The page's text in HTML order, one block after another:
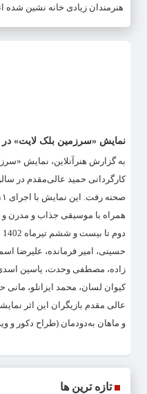
هنرمندان زیادی خانه نشین شده
نمایش «سرزمین بلک لایت» در
به گزارش هنرآنلاین، نمایش
کارگردانی حمید عالی‌مقدم در
همراه با موسیقی جذاب و مدرن و
حسینی، امیر فرمانده، علیرضا
زاده، مصطفی وحدت، یاسین
کیوان لسان، محمد ایزانلو، مانی
عالی مقدم بازیگران این اثر
و ماهان به‌دودمان (طراح دکور و
تازه ترین ها